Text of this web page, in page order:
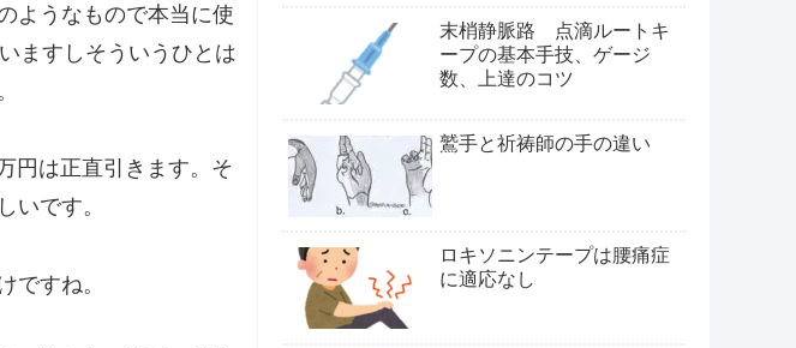
ようなもので本当に使
ますしそういうひとは
円は正直引きます。そ
いです。
ですね。
末梢静脈路 点滴ルートキ
ープの基本手技、ゲージ
数、上達のコツ
鷲手と祈祷師の手の違い
ロキソニンテープは腰痛症
に適応なし